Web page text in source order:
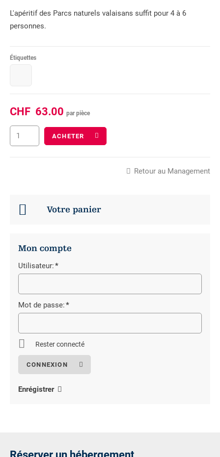
L'apéritif des Parcs naturels valaisans suffit pour 4 à 6
personnes.
Étiquettes
CHF 63.00 par pièce
ACHETER
Retour au Management
Votre panier
Mon compte
Utilisateur:*
Champ
obligatoire
Mot de passe:*
Champ
obligatoire
Rester connecté
Enrégistrer